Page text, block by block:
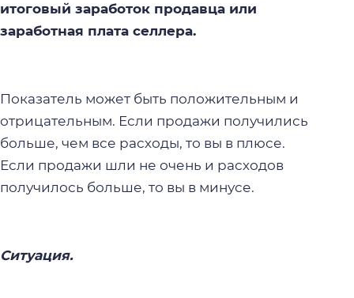
итоговый заработок продавца или
заработная плата селлера.
Показатель может быть положительным и
отрицательным. Если продажи получились
больше, чем все расходы, то вы в плюсе.
Если продажи шли не очень и расходов
получилось больше, то вы в минусе.
Ситуация.